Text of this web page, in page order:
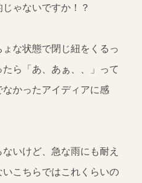
ゃないですか！？
な状態で閉じ紐をくるっ
ら「あ、あぁ、、」って
かったアイディアに感
いけど、急な雨にも耐え
こちらではこれくらいの